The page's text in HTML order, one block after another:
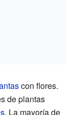
con flores.
de plantas
. La mayoría de